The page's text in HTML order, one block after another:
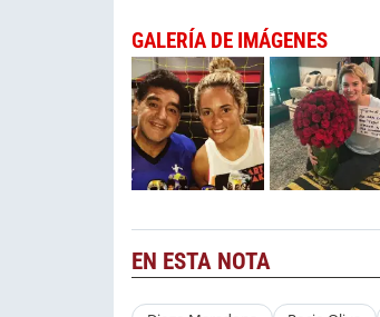
GALERÍA DE IMÁGENES
EN ESTA NOTA